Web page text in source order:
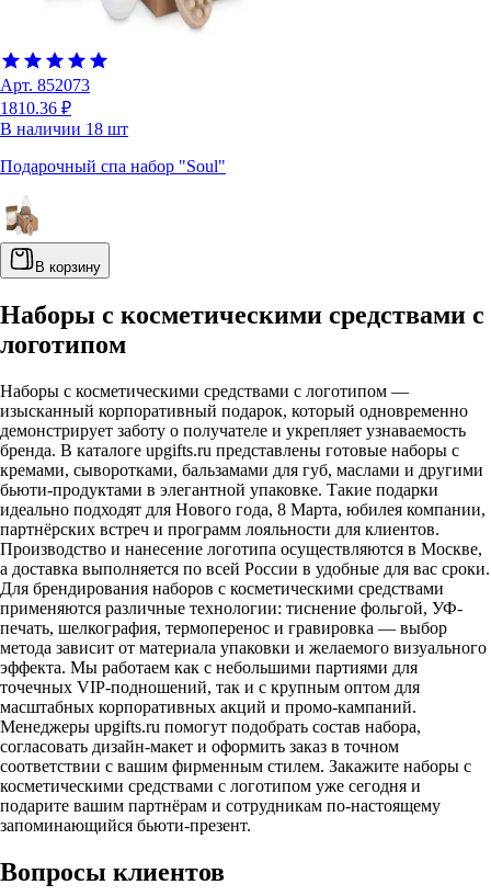
Арт. 852073
1810.36 ₽
В наличии 18 шт
Подарочный спа набор "Soul"
В корзину
Наборы с косметическими средствами с
логотипом
Наборы с косметическими средствами с логотипом —
изысканный корпоративный подарок, который одновременно
демонстрирует заботу о получателе и укрепляет узнаваемость
бренда. В каталоге upgifts.ru представлены готовые наборы с
кремами, сыворотками, бальзамами для губ, маслами и другими
бьюти-продуктами в элегантной упаковке. Такие подарки
идеально подходят для Нового года, 8 Марта, юбилея компании,
партнёрских встреч и программ лояльности для клиентов.
Производство и нанесение логотипа осуществляются в Москве,
а доставка выполняется по всей России в удобные для вас сроки.
Для брендирования наборов с косметическими средствами
применяются различные технологии: тиснение фольгой, УФ-
печать, шелкография, термоперенос и гравировка — выбор
метода зависит от материала упаковки и желаемого визуального
эффекта. Мы работаем как с небольшими партиями для
точечных VIP-подношений, так и с крупным оптом для
масштабных корпоративных акций и промо-кампаний.
Менеджеры upgifts.ru помогут подобрать состав набора,
согласовать дизайн-макет и оформить заказ в точном
соответствии с вашим фирменным стилем. Закажите наборы с
косметическими средствами с логотипом уже сегодня и
подарите вашим партнёрам и сотрудникам по-настоящему
запоминающийся бьюти-презент.
Вопросы клиентов